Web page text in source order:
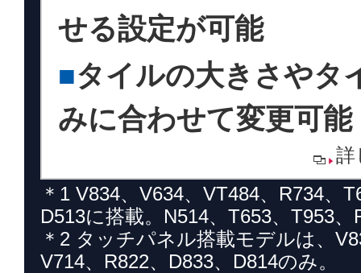
せる設定が可能
■タイルの大きさやタ
みに合わせて変更可能
詳
＊1 V834、V634、VT484、R734、
D513に搭載。N514、T653、T953
＊2 タッチパネル搭載モデルは、
V714、R822、D833、D814のみ。